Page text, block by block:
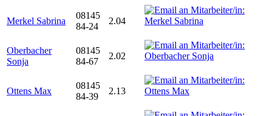
Merkel Sabrina
08145
84-24
2.04
Oberbacher
Sonja
08145
84-67
2.02
Ottens Max
08145
84-39
2.13